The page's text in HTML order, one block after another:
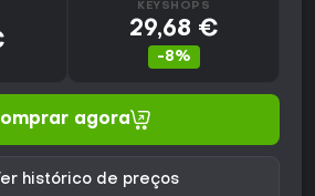
KEYSHOPS
29,68 €
-8%
agora
histórico de preços